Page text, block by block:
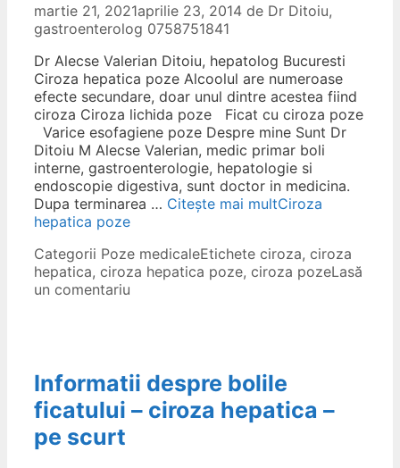
martie 21, 2021aprilie 23, 2014 de Dr Ditoiu,
gastroenterolog 0758751841
Dr Alecse Valerian Ditoiu, hepatolog Bucuresti
Ciroza hepatica poze Alcoolul are numeroase
efecte secundare, doar unul dintre acestea fiind
ciroza Ciroza lichida poze Ficat cu ciroza poze
Varice esofagiene poze Despre mine Sunt Dr
Ditoiu M Alecse Valerian, medic primar boli
interne, gastroenterologie, hepatologie si
endoscopie digestiva, sunt doctor in medicina.
Dupa terminarea … Citește mai multCiroza
hepatica poze
Categorii Poze medicaleEtichete ciroza, ciroza
hepatica, ciroza hepatica poze, ciroza pozeLasă
un comentariu
Informatii despre bolile
ficatului – ciroza hepatica –
pe scurt